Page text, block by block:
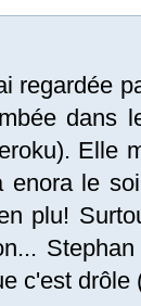
regardée
dans
Elle
enora le
plu!
c'est drôle